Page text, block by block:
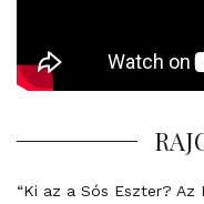
“Ki az a Sós Eszter? Az